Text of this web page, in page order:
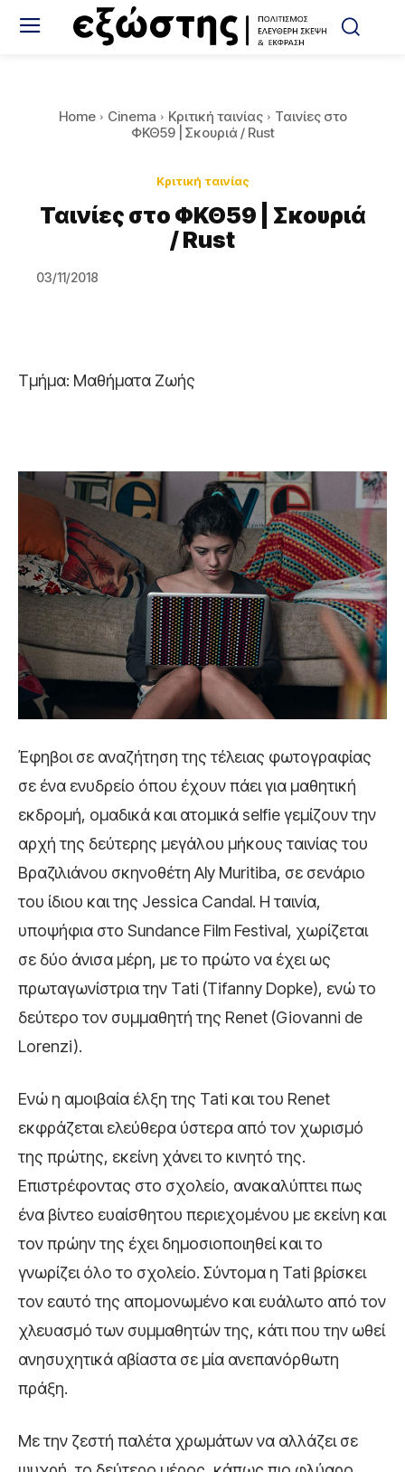
Home Cinema Κριτική ταινίας
Ταινίες στο
ΦΚΘ59 | Σκουριά / Rust
Κριτική ταινίας
Ταινίες στο ΦΚΘ59 | Σκουριά
/ Rust
03/11/2018
Τμήμα: Μαθήματα Ζωής
Έφηβοι σε αναζήτηση της τέλειας φωτογραφίας
σε ένα ενυδρείο όπου έχουν πάει για μαθητική
εκδρομή, ομαδικά και ατομικά selfie γεμίζουν την
αρχή της δεύτερης μεγάλου μήκους ταινίας του
Βραζιλιάνου σκηνοθέτη Aly Muritiba, σε σενάριο
του ίδιου και της Jessica Candal. Η ταινία,
υποψήφια στο Sundance Film Festival, χωρίζεται
σε δύο άνισα μέρη, με το πρώτο να έχει ως
πρωταγωνίστρια την Tati (Tifanny Dopke), ενώ το
δεύτερο τον συμμαθητή της Renet (Giovanni de
Lorenzi).
Ενώ η αμοιβαία έλξη της Tati και του Renet
εκφράζεται ελεύθερα ύστερα από τον χωρισμό
της πρώτης, εκείνη χάνει το κινητό της.
Επιστρέφοντας στο σχολείο, ανακαλύπτει πως
ένα βίντεο ευαίσθητου περιεχομένου με εκείνη και
τον πρώην της έχει δημοσιοποιηθεί και το
γνωρίζει όλο το σχολείο. Σύντομα η Tati βρίσκει
τον εαυτό της απομονωμένο και ευάλωτο από τον
χλευασμό των συμμαθητών της, κάτι που την ωθεί
ανησυχητικά αβίαστα σε μία ανεπανόρθωτη
πράξη.
Με την ζεστή παλέτα χρωμάτων να αλλάζει σε